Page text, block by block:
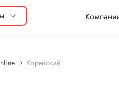
Корейский